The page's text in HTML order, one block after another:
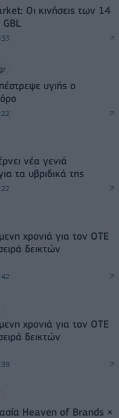
Οι κινήσεις των 14
υγιής ο
νέα γενιά
τα υβριδικά της
χρονιά για τον ΟΤΕ
δεικτών
χρονιά για τον ΟΤΕ
δεικτών
Heaven of Brands ×